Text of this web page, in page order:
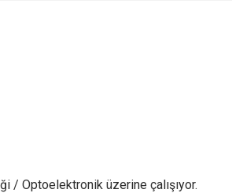
/ Optoelektronik üzerine çalışıyor.